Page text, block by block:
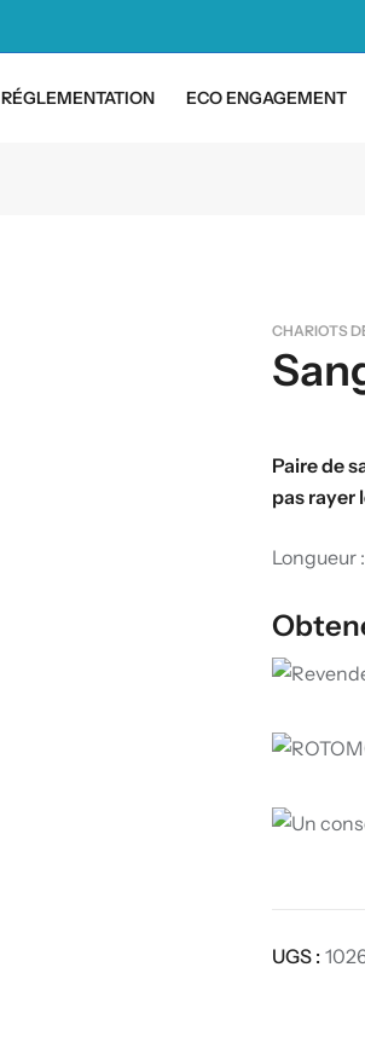
RÉGLEMENTATION ECO ENGAGEMENT
CHARIOTS
Paire de
pas rayer
Longueur
UGS :